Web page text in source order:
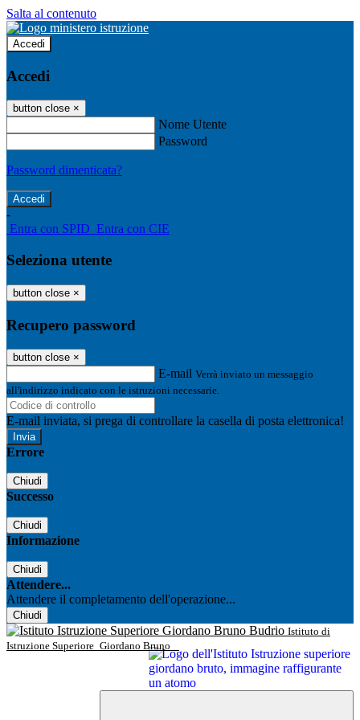
Salta al contenuto
Accedi
Accedi
button close ×
Nome Utente
Password
Password dimenticata?
-
Entra con SPID Entra con CIE
Seleziona utente
button close ×
Recupero password
button close ×
E-mail Verrà inviato un messaggio
all'indirizzo indicato con le istruzioni necessarie.
E-mail inviata, si prega di controllare la casella di posta elettronica!
Errore
Chiudi
Successo
Chiudi
Informazione
Chiudi
Attendere...
Attendere il completamento dell'operazione...
Chiudi
Istituto di
Istruzione Superiore Giordano Bruno